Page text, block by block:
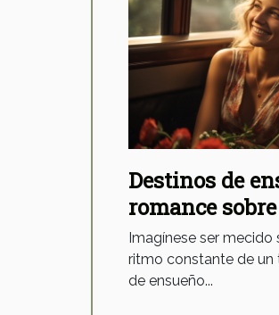
Destinos de
romance
Imagínese ser
ritmo constante de un
de ensueño...